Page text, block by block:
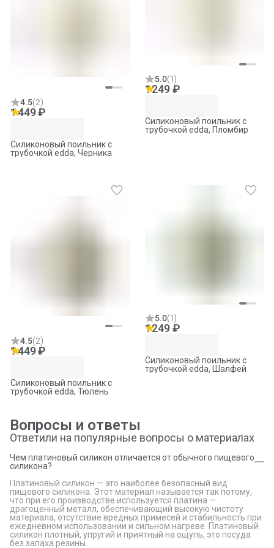
4.5(2)
1 449 ₽
Силиконовый поильник с
трубочкой edda, Черника
5.0(1)
1 249 ₽
Силиконовый поильник с
трубочкой edda, Пломбир
4.5(2)
1 449 ₽
Силиконовый поильник с
трубочкой edda, Тюлень
5.0(1)
1 249 ₽
Силиконовый поильник с
трубочкой edda, Шалфей
Вопросы и ответы
Ответили на популярные вопросы о материалах
Чем платиновый силикон отличается от обычного пищевого
силикона?
Платиновый силикон — это наиболее безопасный вид
пищевого силикона. Этот материал называется так потому,
что при его производстве используется платина —
драгоценный металл, обеспечивающий высокую чистоту
материала, отсутствие вредных примесей и стабильность при
ежедневном использовании и сильном нагреве. Платиновый
силикон плотный, упругий и приятный на ощупь, это посуда
без запаха резины.